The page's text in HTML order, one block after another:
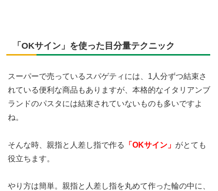
「OKサイン」を使った目分量テクニック
スーパーで売っているスパゲティには、1人分ずつ結束さ
れている便利な商品もありますが、本格的なイタリアンブ
ランドのパスタには結束されていないものも多いですよ
ね。
そんな時、親指と人差し指で作る 「OKサイン」 がとても
役立ちます。
やり方は簡単。親指と人差し指を丸めて作った輪の中に、